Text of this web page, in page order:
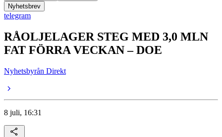
Nyhetsbrev
telegram
RÅOLJELAGER STEG MED 3,0 MLN
FAT FÖRRA VECKAN – DOE
Nyhetsbyrån Direkt
8 juli, 16:31